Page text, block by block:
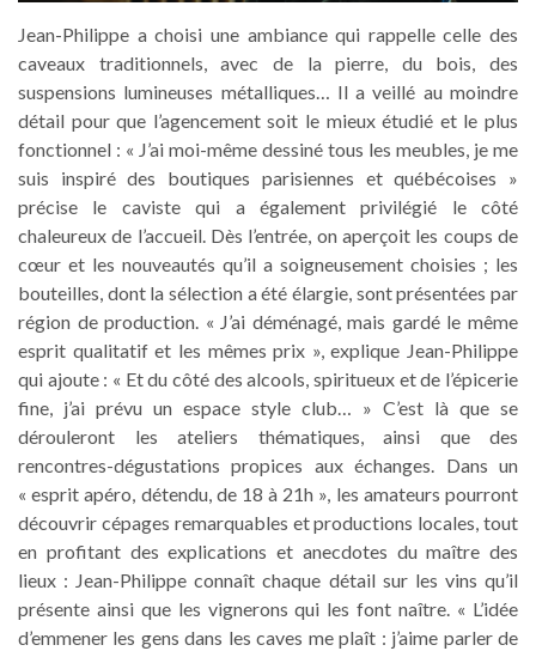
Jean-Philippe a choisi une ambiance qui rappelle celle des
caveaux traditionnels, avec de la pierre, du bois, des
suspensions lumineuses métalliques… Il a veillé au moindre
détail pour que l’agencement soit le mieux étudié et le plus
fonctionnel : « J’ai moi-même dessiné tous les meubles, je me
suis inspiré des boutiques parisiennes et québécoises »
précise le caviste qui a également privilégié le côté
chaleureux de l’accueil. Dès l’entrée, on aperçoit les coups de
cœur et les nouveautés qu’il a soigneusement choisies ; les
bouteilles, dont la sélection a été élargie, sont présentées par
région de production. « J’ai déménagé, mais gardé le même
esprit qualitatif et les mêmes prix », explique Jean-Philippe
qui ajoute : « Et du côté des alcools, spiritueux et de l’épicerie
fine, j’ai prévu un espace style club… » C’est là que se
dérouleront les ateliers thématiques, ainsi que des
rencontres-dégustations propices aux échanges. Dans un
« esprit apéro, détendu, de 18 à 21h », les amateurs pourront
découvrir cépages remarquables et productions locales, tout
en profitant des explications et anecdotes du maître des
lieux : Jean-Philippe connaît chaque détail sur les vins qu’il
présente ainsi que les vignerons qui les font naître. « L’idée
d’emmener les gens dans les caves me plaît : j’aime parler de